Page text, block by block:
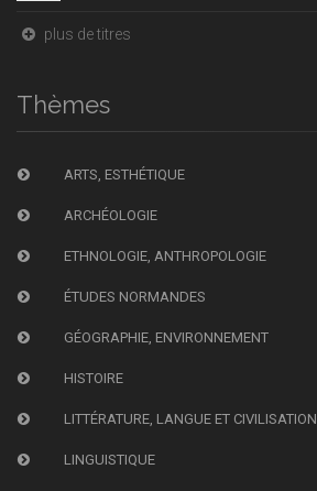
plus de titres
Thèmes
ARTS, ESTHÉTIQUE
ARCHÉOLOGIE
ETHNOLOGIE, ANTHROPOLOGIE
ÉTUDES NORMANDES
GÉOGRAPHIE, ENVIRONNEMENT
HISTOIRE
LITTÉRATURE, LANGUE ET CIVILISATION
LINGUISTIQUE